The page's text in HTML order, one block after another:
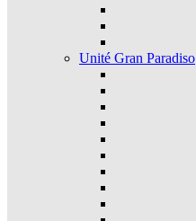
Unité Gran Paradiso